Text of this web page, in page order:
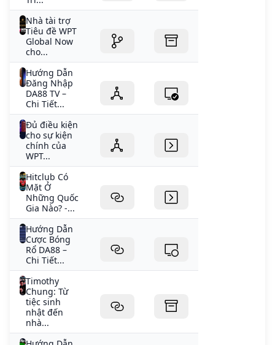
Nhà tài trợ
Tiêu đề WPT
Global Now
cho...
Hướng Dẫn
Đăng Nhập
DA88 TV –
Chi Tiết...
Đủ điều kiện
cho sự kiện
chính của
WPT...
Hitclub Có
Mặt Ở
Những Quốc
Gia Nào? -...
Hướng Dẫn
Cược Bóng
Rổ DA88 –
Chi Tiết...
Timothy
Chung: Từ
tiệc sinh
nhật đến
nhà...